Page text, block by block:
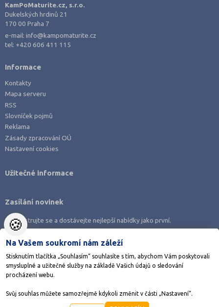
KamPoMaturite.cz, s.r.o.
Dukelských hrdinů 21
170 00 Praha 7
e-mail:info@kampomaturite.cz
tel: +420 606 411 115
Informace
Kontakty
Mapa serveru
RSS
Slovníček pojmů
Reklama
Zásady zpracování OÚ
Nastavení cookies
Stáhněte si aplikaci Adresář škol
Užitečné informace
Zasílání novinek
Zaregistrujte se a dostávejte nejlepší nabídky jako první.
AMOS KamPoMaturite.cz, s.r.o., stránky vytvořilo
🍪
Na Vašem soukromí nám záleží
Stisknutím tlačítka „Souhlasím“ souhlasíte s tím, abychom Vám poskytovali
smysluplné a užitečné služby na základě Vašich údajů o sledování
procházení webu.
Svůj souhlas můžete samozřejmě kdykoli změnit v části „Nastavení“.